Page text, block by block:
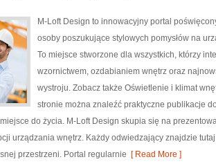
M-Loft Design to innowacyjny portal
osoby poszukujące stylowych pomysłów na
To miejsce stworzone dla wszystkich, którzy
wzornictwem, ozdabianiem wnętrz oraz
wystroju. Zobacz także Oświetlenie i klimat
stronie można znaleźć praktyczne publikacje
do życia. M-Loft Design skupia się na
urządzania wnętrz. Każdy odwiedzający znajdzie
przestrzeni. Portal regularnie [ Read More ]